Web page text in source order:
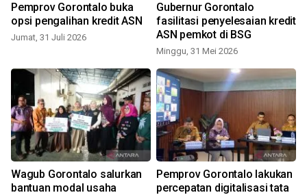
Pemprov Gorontalo buka
opsi pengalihan kredit ASN
Jumat, 31 Juli 2026
Gubernur Gorontalo
fasilitasi penyelesaian kredit
ASN pemkot di BSG
Minggu, 31 Mei 2026
Wagub Gorontalo salurkan
bantuan modal usaha
Pemprov Gorontalo lakukan
percepatan digitalisasi tata